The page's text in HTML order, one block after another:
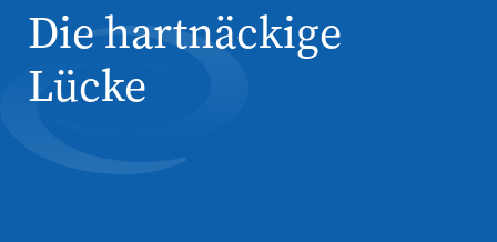
Die hartnäckige
Lücke